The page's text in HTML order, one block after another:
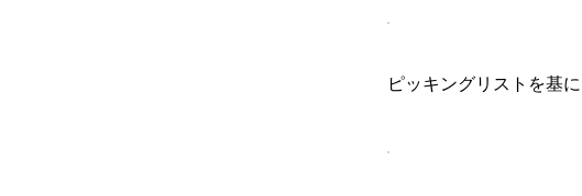
ピッキングリストを基